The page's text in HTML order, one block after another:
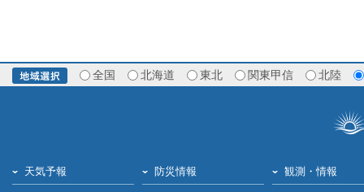
全国 北海道 東北 関東甲信 北陸
天気予報 防災情報 観測・情報